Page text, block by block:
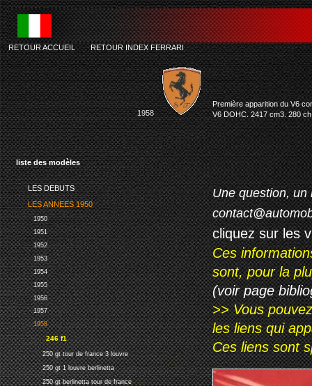
liste des modèles
LES DEBUTS
LES ANNEES 1950
1950
1951
1952
1953
1954
1955
1956
1957
1958
246 f1
250 gt tour de france 3 louvre
250 gt 1 louvre berlinetta
250 gt berlinetta tour de france
RETOUR ACCUEIL-RETOUR INDEX FERRARI
1958
Première apparition du V6
V6 DOHC. 2417 cm3. 280
Une question, un
cliquez sur les
Ces
sont, pour la
(voir page
>> Vous
les liens qui
Ces liens sont